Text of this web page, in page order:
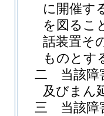
に開催す
を図るこ
話装置そ
ものとす
二
当該
及びまん
三
当該